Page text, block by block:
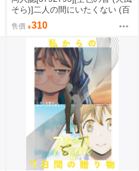
そら)]二人の間にいたくない (百
售價 310